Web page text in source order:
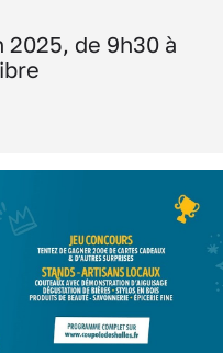
2025, de 9h30 à